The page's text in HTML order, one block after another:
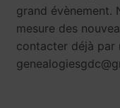
grand évènement.
mesure des
contacter déjà par